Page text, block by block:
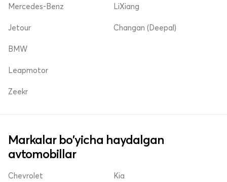
Mercedes-Benz
Jetour
LiXiang
Changan (Deepal)
BMW
Leapmotor
Zeekr
Markalar bo'yicha haydalgan
avtomobillar
Chevrolet Kia